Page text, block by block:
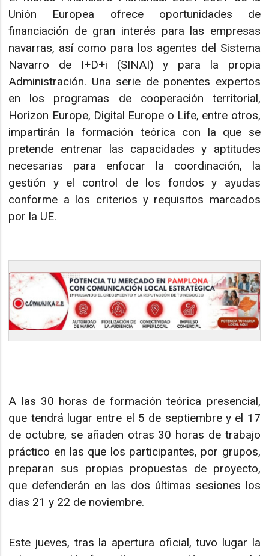
Unión Europea ofrece oportunidades de
financiación de gran interés para las empresas
navarras, así como para los agentes del Sistema
Navarro de I+D+i (SINAI) y para la propia
Administración. Una serie de ponentes expertos
en los programas de cooperación territorial,
Horizon Europe, Digital Europe o Life, entre otros,
impartirán la formación teórica con la que se
pretende entrenar las capacidades y aptitudes
necesarias para enfocar la coordinación, la
gestión y el control de los fondos y ayudas
conforme a los criterios y requisitos marcados
por la UE.
A las 30 horas de formación teórica presencial,
que tendrá lugar entre el 5 de septiembre y el 17
de octubre, se añaden otras 30 horas de trabajo
práctico en las que los participantes, por grupos,
preparan sus propias propuestas de proyecto,
que defenderán en las dos últimas sesiones los
días 21 y 22 de noviembre.
Este jueves, tras la apertura oficial, tuvo lugar la